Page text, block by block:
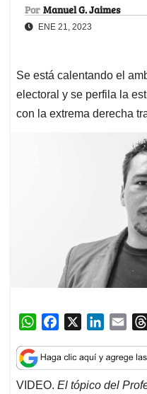
Por Manuel G. Jaimes
ENE 21, 2023
Se está calentando el
electoral y se perfila la
con la extrema derecha
W
a
t
s
c
e
b
n
k
e
a
i
l
VIDEO. El tópico del